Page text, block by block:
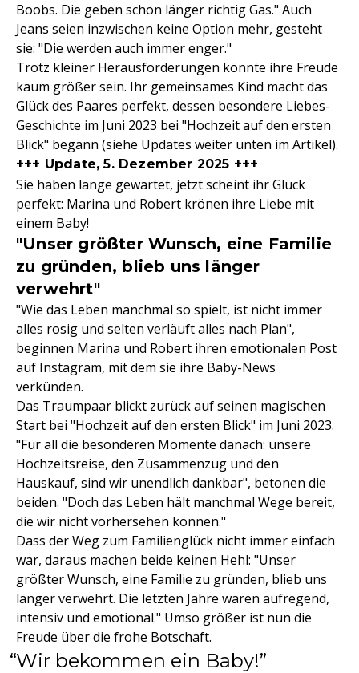
Boobs. Die geben schon länger richtig Gas." Auch
Jeans seien inzwischen keine Option mehr, gesteht
sie: "Die werden auch immer enger."
Trotz kleiner Herausforderungen könnte ihre Freude
kaum größer sein. Ihr gemeinsames Kind macht das
Glück des Paares perfekt, dessen besondere Liebes-
Geschichte im Juni 2023 bei "Hochzeit auf den ersten
Blick" begann (siehe Updates weiter unten im Artikel).
+++ Update, 5. Dezember 2025 +++
Sie haben lange gewartet, jetzt scheint ihr Glück
perfekt: Marina und Robert krönen ihre Liebe mit
einem Baby!
"Unser größter Wunsch, eine Familie
zu gründen, blieb uns länger
verwehrt"
"Wie das Leben manchmal so spielt, ist nicht immer
alles rosig und selten verläuft alles nach Plan",
beginnen Marina und Robert ihren emotionalen Post
auf Instagram, mit dem sie ihre Baby-News
verkünden.
Das Traumpaar blickt zurück auf seinen magischen
Start bei "Hochzeit auf den ersten Blick" im Juni 2023.
"Für all die besonderen Momente danach: unsere
Hochzeitsreise, den Zusammenzug und den
Hauskauf, sind wir unendlich dankbar", betonen die
beiden. "Doch das Leben hält manchmal Wege bereit,
die wir nicht vorhersehen können."
Dass der Weg zum Familienglück nicht immer einfach
war, daraus machen beide keinen Hehl: "Unser
größter Wunsch, eine Familie zu gründen, blieb uns
länger verwehrt. Die letzten Jahre waren aufregend,
intensiv und emotional." Umso größer ist nun die
Freude über die frohe Botschaft.
Wir bekommen ein Baby!